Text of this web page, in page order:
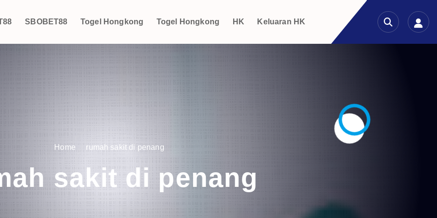
SBOBET88 Togel Hongkong Togel Hongkong HK Keluaran HK
Home rumah sakit di penang
sakit di penang